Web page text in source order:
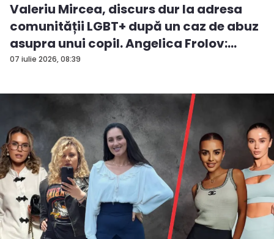
07 iulie 2026, 08:39
Valeriu Mircea, discurs dur la adresa
comunității LGBT+ după un caz de abuz
asupra unui copil. Angelica Frolov:
„Cum...